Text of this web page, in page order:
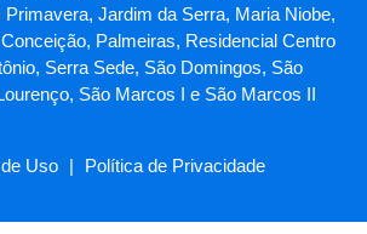
Jardim da Serra, Maria Niobe,
Palmeiras, Residencial Centro
Serra Sede, São Domingos, São
São Marcos I e São Marcos II
Uso | Política de Privacidade